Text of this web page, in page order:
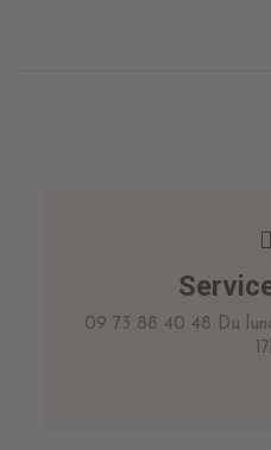
09 73 88 40 48 Du